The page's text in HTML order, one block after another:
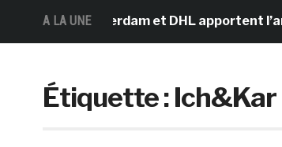
A LA UNE
d’Amsterdam et DHL apportent l’art
Étiquette :Ich&Kar